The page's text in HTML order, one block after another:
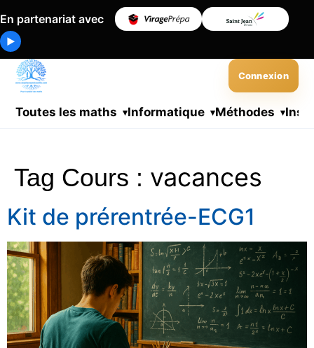
En partenariat avec
▶
Toutes les maths Informatique Méthodes
Connexion
Tag Cours : vacances
Kit de prérentrée-ECG1